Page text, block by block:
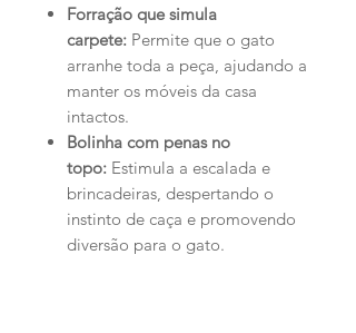
Forração que simula
carpete: Permite que o gato
arranhe toda a peça, ajudando a
manter os móveis da casa
intactos.
Bolinha com penas no
topo: Estimula a escalada e
brincadeiras, despertando o
instinto de caça e promovendo
diversão para o gato.